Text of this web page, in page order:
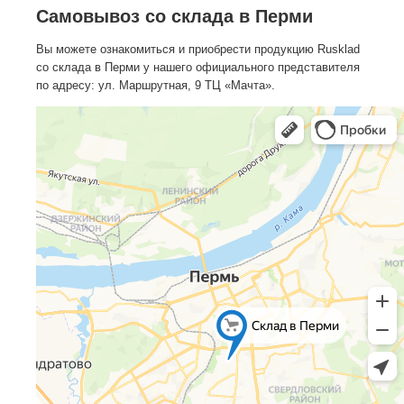
Самовывоз со склада в Перми
Вы можете ознакомиться и приобрести продукцию Rusklad
со склада в Перми у нашего официального представителя
по адресу: ул. Маршрутная, 9 ТЦ «Мачта».